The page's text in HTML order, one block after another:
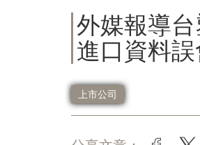
外媒報導
進口資料誤
上市公司